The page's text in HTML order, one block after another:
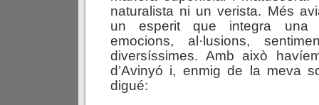
naturalista ni un verista. Més
un esperit que integra una
emocions, al·lusions,
diversíssimes. Amb això
d’Avinyó i, enmig de la meva
digué: